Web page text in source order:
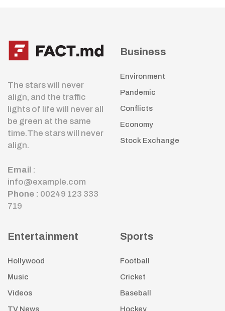
The stars will never
align, and the traffic
lights of life will never all
be green at the same
time.The stars will never
align.
Email :
info@example.com
Phone : 00249 123 333
719
Business
Environment
Pandemic
Conflicts
Economy
Stock Exchange
Entertainment
Hollywood
Music
Videos
TV News
Sports
Football
Cricket
Baseball
Hockey